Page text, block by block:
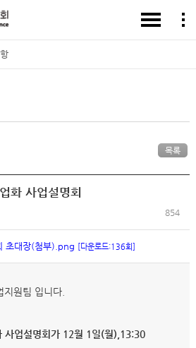
목록
화 사업설명회
854
초대장(첨부).png [다운로드:136회]
원팀 입니다.
사업설명회가 12월 1일(월),13:30